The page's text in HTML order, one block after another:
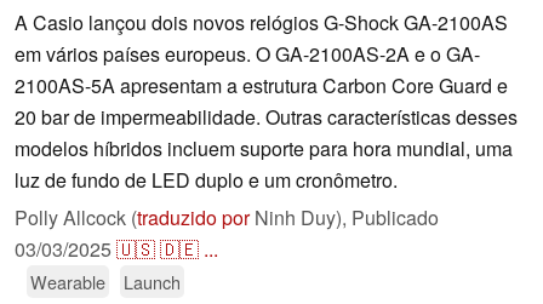
A Casio lançou dois novos relógios G-Shock GA-2100AS
em vários países europeus. O GA-2100AS-2A e o GA-
2100AS-5A apresentam a estrutura Carbon Core Guard e
20 bar de impermeabilidade. Outras características desses
modelos híbridos incluem suporte para hora mundial, uma
luz de fundo de LED duplo e um cronômetro.
Polly Allcock (traduzido porNinh Duy), Publicado
03/03/2025🇺🇸🇩🇪 ...
Wearable Launch